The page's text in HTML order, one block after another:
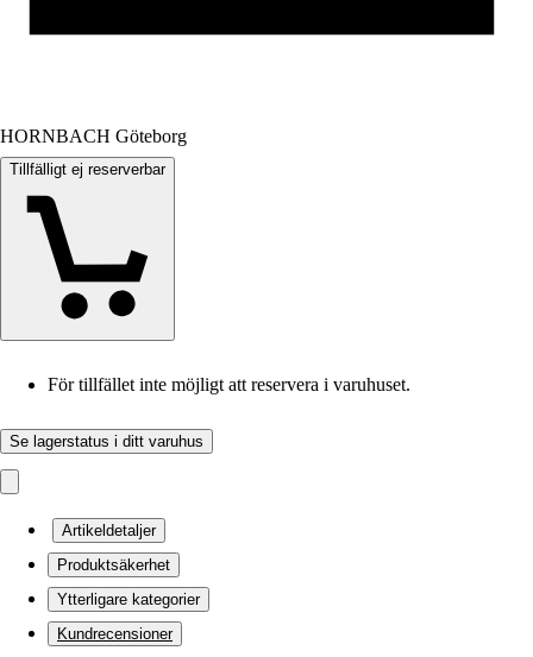
HORNBACH Göteborg
Tillfälligt ej reserverbar
För tillfället inte möjligt att reservera i varuhuset.
Se lagerstatus i ditt varuhus
Artikeldetaljer
Produktsäkerhet
Ytterligare kategorier
Kundrecensioner